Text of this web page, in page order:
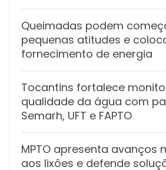
Queimadas podem
pequenas atitudes e
fornecimento de energia
Tocantins fortalece
qualidade da água com
Semarh, UFT e FAPTO
MPTO apresenta avanços
aos lixões e defende